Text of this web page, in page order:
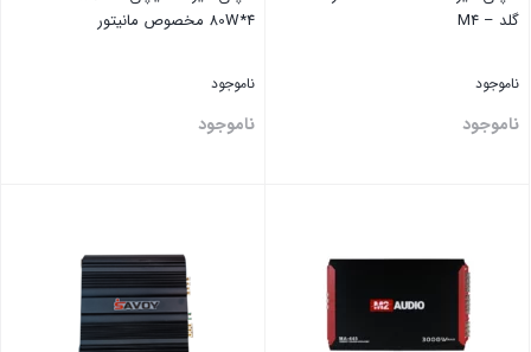
گلد – M4
ناموجود
ناموجود
80W*4 مخصوص مانیتور
ناموجود
ناموجود